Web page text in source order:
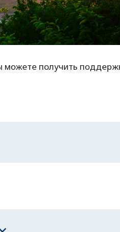
получить